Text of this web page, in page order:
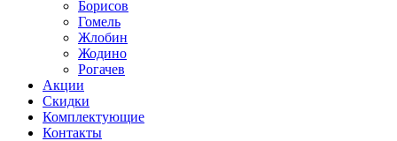
Борисов
Гомель
Жлобин
Жодино
Рогачев
Акции
Скидки
Комплектующие
Контакты